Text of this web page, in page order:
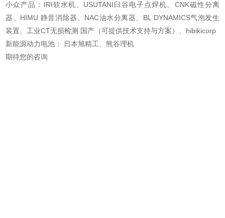
小众产品：IRI软水机、USUTANI臼谷电子点焊机、CNK磁性分离
器、HIMU 静音消除器、NAC油水分离器、BL DYNAMICS气泡发生
装置、工业CT无损检测 国产（可提供技术支持与方案）、hibikicorp
新能源动力电池： 日本旭精工、熊谷理机
期待您的咨询